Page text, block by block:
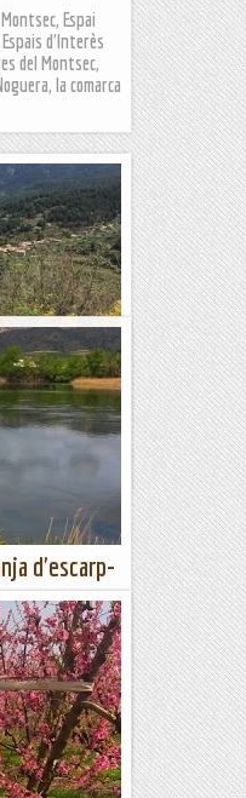
Espai
d'Interès
del Montsec,
la comarca
d'escarp-
els
mira encara
estic fent